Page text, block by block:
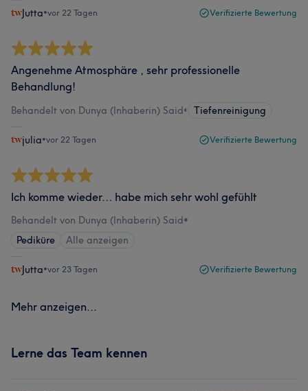
Jutta•vor 22 Tagen Verifizierte Bewertung
Angenehme Atmosphäre , sehr professionelle
Behandlung!
Behandelt von Dunya (Inhaberin) Said• Tiefenreinigung
julia•vor 22 Tagen Verifizierte Bewertung
Ich komme wieder… habe mich sehr wohl gefühlt
Behandelt von Dunya (Inhaberin) Said•
Pediküre
Alle anzeigen
Jutta•vor 23 Tagen Verifizierte Bewertung
Mehr anzeigen...
Lerne das Team kennen